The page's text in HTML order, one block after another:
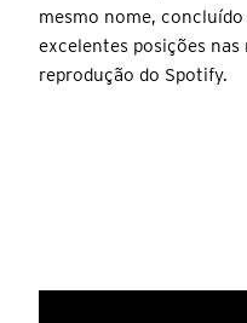
mesmo nome,
excelentes posições
reprodução do Spotify.